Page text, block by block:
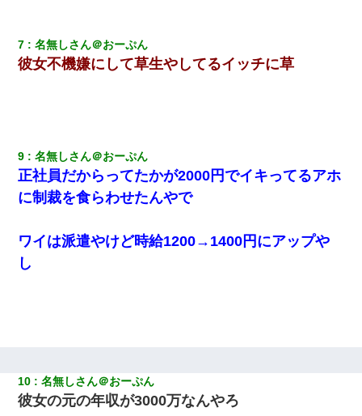
とっさに女児を捕まえたら変質者扱いされた。母親「あっち行っ
てよ！気持ち悪い！（ｼｯｼｯ」→ 後日、俺を見つけた母親がすっ飛
んできて・・・
13歳娘が元嫁のところから逃げてきた。どう扱ったらいいのかわ
からない
彼女(美人女医)にネックレスをプレゼント。「こんな安物を渡すく
らいなら、渡さないほうがマシだからね」→ ６０万したと話した
ら・・・
友人とふたりで山口に旅行した時の事。レンタカーを借りて山の
7 名無しさん＠おーぷん
彼女不機嫌にして草生やしてるイッチに草
9 名無しさん＠おーぷん
正社員だからってたかが2000円でイキってるアホ
に制裁を食らわせたんやで
ワイは派遣やけど時給1200→1400円にアップや
し
10 名無しさん＠おーぷん
彼女の元の年収が3000万なんやろ